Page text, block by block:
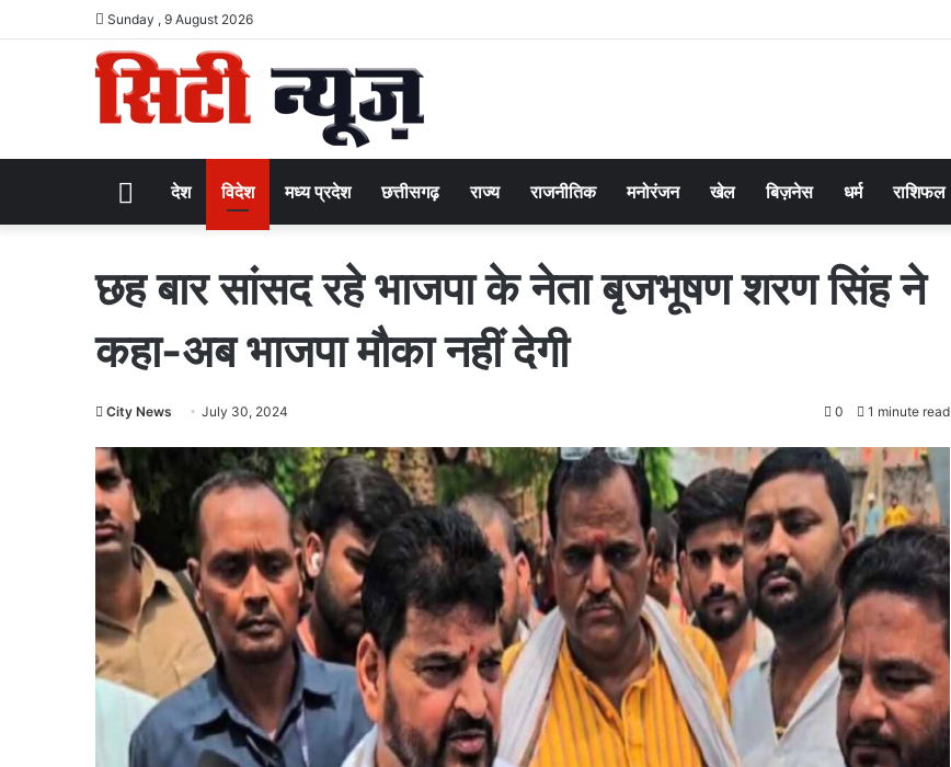
Sunday , 9 August 2026
Homeदेश विदेश मध्य प्रदेश छत्तीसगढ़ राज्य राजनीतिक मनोरंजन खेल बिज़नेस धर्म राशिफल
छह बार सांसद रहे भाजपा के नेता बृजभूषण शरण सिंह ने
कहा-अब भाजपा मौका नहीं देगी
City News July 30, 2024 0 1 minute read